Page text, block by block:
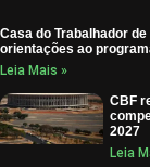
Casa do Trabalhador
orientações ao
Leia Mais »
CBF
2027
Leia